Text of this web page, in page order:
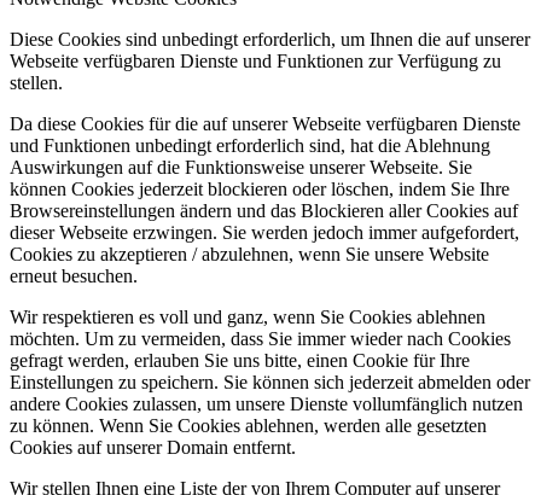
Diese Cookies sind unbedingt erforderlich, um Ihnen die auf unserer
Webseite verfügbaren Dienste und Funktionen zur Verfügung zu
stellen.
Da diese Cookies für die auf unserer Webseite verfügbaren Dienste
und Funktionen unbedingt erforderlich sind, hat die Ablehnung
Auswirkungen auf die Funktionsweise unserer Webseite. Sie
können Cookies jederzeit blockieren oder löschen, indem Sie Ihre
Browsereinstellungen ändern und das Blockieren aller Cookies auf
dieser Webseite erzwingen. Sie werden jedoch immer aufgefordert,
Cookies zu akzeptieren / abzulehnen, wenn Sie unsere Website
erneut besuchen.
Wir respektieren es voll und ganz, wenn Sie Cookies ablehnen
möchten. Um zu vermeiden, dass Sie immer wieder nach Cookies
gefragt werden, erlauben Sie uns bitte, einen Cookie für Ihre
Einstellungen zu speichern. Sie können sich jederzeit abmelden oder
andere Cookies zulassen, um unsere Dienste vollumfänglich nutzen
zu können. Wenn Sie Cookies ablehnen, werden alle gesetzten
Cookies auf unserer Domain entfernt.
Wir stellen Ihnen eine Liste der von Ihrem Computer auf unserer